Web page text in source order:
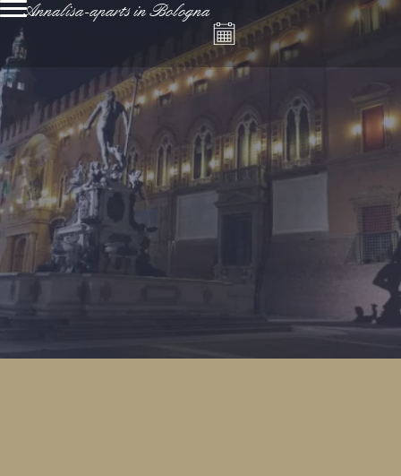
Annalisa-aparts in Bologna